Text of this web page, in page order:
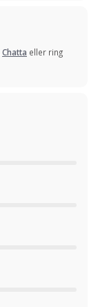
Chatta eller ring